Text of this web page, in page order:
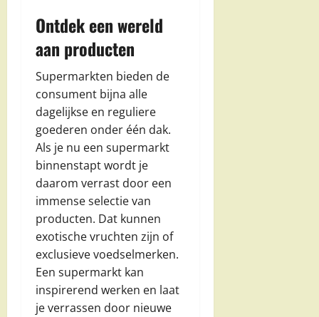
Ontdek een wereld
aan producten
Supermarkten bieden de
consument bijna alle
dagelijkse en reguliere
goederen onder één dak.
Als je nu een supermarkt
binnenstapt wordt je
daarom verrast door een
immense selectie van
producten. Dat kunnen
exotische vruchten zijn of
exclusieve voedselmerken.
Een supermarkt kan
inspirerend werken en laat
je verrassen door nieuwe